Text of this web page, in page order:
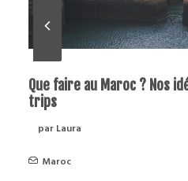
et road
Où dormir à